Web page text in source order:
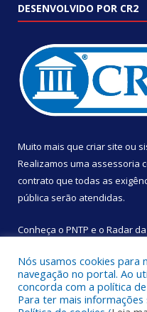
DESENVOLVIDO POR CR2
Muito mais que criar site ou
Realizamos uma assessoria
contrato que todas as
pública serão atendidas.
Conheça o PNTP e o Radar
Todos os direitos
Nós usamos cookies para
navegação no portal. Ao
concorda com a política
Para ter mais